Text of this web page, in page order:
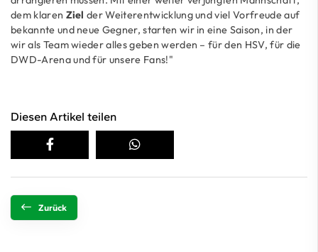
dem klaren Ziel der Weiterentwicklung und viel Vorfreude auf
bekannte und neue Gegner, starten wir in eine Saison, in der
wir als Team wieder alles geben werden – für den HSV, für die
DWD-Arena und für unsere Fans!"
Diesen Artikel teilen
Zurück